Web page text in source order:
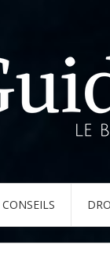
CONSEILS